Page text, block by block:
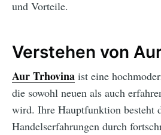
und Vorteile.
Verstehen von
Aur Trhovina ist eine
die sowohl neuen als auch
wird. Ihre Hauptfunktion besteht
Handelserfahrungen durch